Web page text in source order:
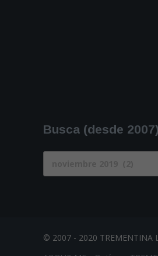
Busca (desde 2007)
(desde
© 2007 - 2020 TREMENTINA